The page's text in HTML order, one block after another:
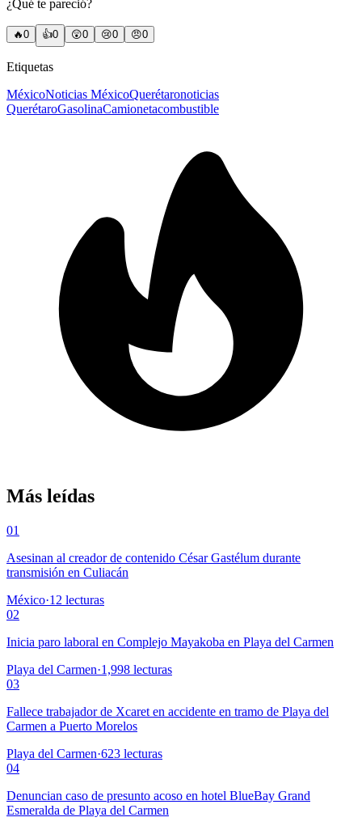
¿Qué te pareció?
🔥0 👍0 😲0 😢0 😠0
Etiquetas
MéxicoNoticias MéxicoQuerétaronoticias
QuerétaroGasolinaCamionetacombustible
Más leídas
01
Asesinan al creador de contenido César Gastélum durante
transmisión en Culiacán
México·12 lecturas
02
Inicia paro laboral en Complejo Mayakoba en Playa del Carmen
Playa del Carmen·1,998 lecturas
03
Fallece trabajador de Xcaret en accidente en tramo de Playa del
Carmen a Puerto Morelos
Playa del Carmen·623 lecturas
04
Denuncian caso de presunto acoso en hotel BlueBay Grand
Esmeralda de Playa del Carmen